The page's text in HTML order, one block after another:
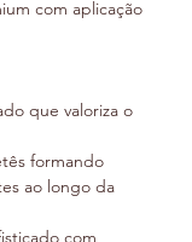
com aplicação
que valoriza o
formando
ao longo da
com